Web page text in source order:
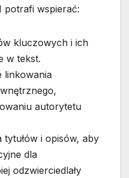
potrafi wspierać:
kluczowych i ich
w tekst.
linkowania
autorytetu
tytułów i opisów, aby
dla
odzwierciedlały